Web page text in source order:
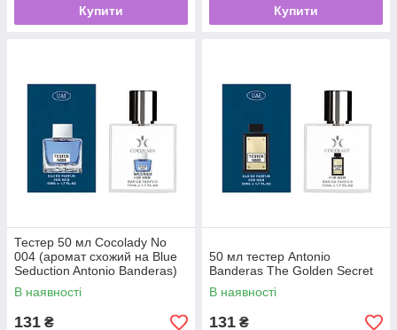
Купити Купити
Тестер 50 мл Cocolady No
004 (аромат схожий на Blue
Seduction Antonio Banderas)
В наявності
131 ₴
50 мл тестер Antonio
Banderas The Golden Secret
В наявності
131 ₴